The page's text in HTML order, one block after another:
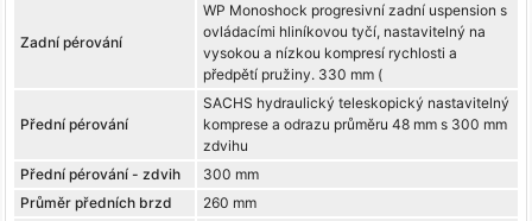
Zadní pérování
WP Monoshock progresivní zadní uspension s
ovládacími hliníkovou tyčí, nastavitelný na
vysokou a nízkou kompresí rychlosti a
předpětí pružiny. 330 mm (
Přední pérování
SACHS hydraulický teleskopický nastavitelný
komprese a odrazu průměru 48 mm s 300 mm
zdvihu
Přední pérování - zdvih
300 mm
Průměr předních brzd
260 mm